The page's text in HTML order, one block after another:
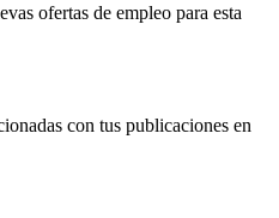
ofertas de empleo para esta
con tus publicaciones en